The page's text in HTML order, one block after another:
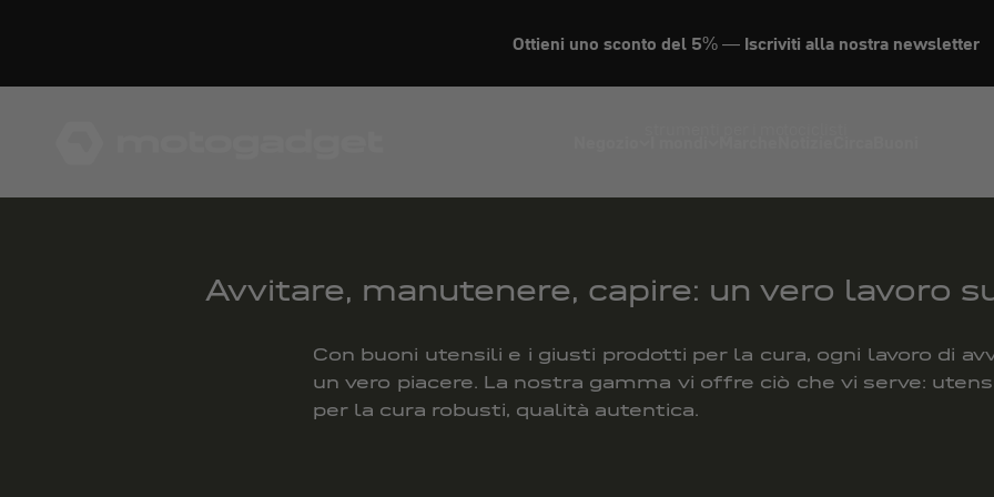
Ottieni uno sconto del 5% — Iscriviti alla nostra newsletter
Officina
Avvitare, manutenere, capire: un vero lavoro
Con buoni utensili e i giusti prodotti per la cura, ogni lavoro di
un vero piacere. La nostra gamma vi offre ciò che vi serve:
per la cura robusti, qualità autentica.